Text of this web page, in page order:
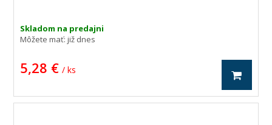
Skladom na predajni
Môžete mať:již dnes
5,28 € / ks